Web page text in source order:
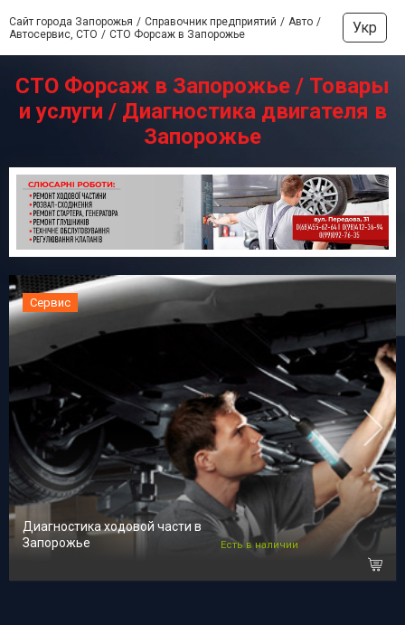
Сайт города Запорожья Справочник предприятий
Авто
Автосервис, СТО
СТО Форсаж в Запорожье Укр
СТО Форсаж в Запорожье / Товары
и услуги / Диагностика двигателя в
Запорожье
Сервис
Диагностика ходовой части в
Запорожье
Есть в наличии